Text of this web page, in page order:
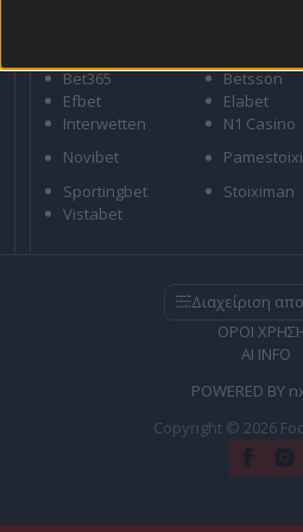
Bet365 Betsson
Efbet
Elabet
Interwetten
N1 Casino
Novibet
Sportingbet
Stoiximan
Vistabet
Διαχείριση
ΟΡΟΙ
AI INFO
POWERED BY
Copyright © 2026